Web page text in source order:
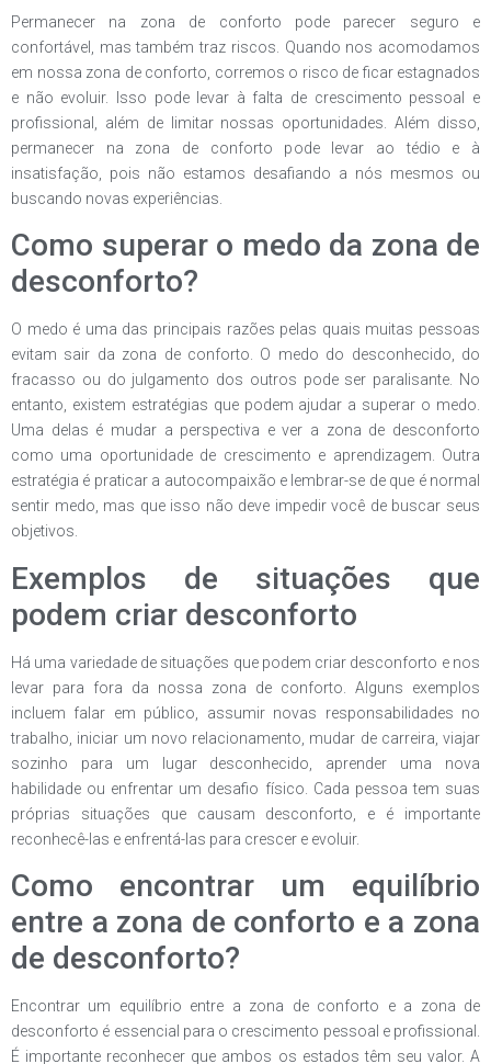
Permanecer na zona de conforto pode parecer seguro e
confortável, mas também traz riscos. Quando nos acomodamos
em nossa zona de conforto, corremos o risco de ficar estagnados
e não evoluir. Isso pode levar à falta de crescimento pessoal e
profissional, além de limitar nossas oportunidades. Além disso,
permanecer na zona de conforto pode levar ao tédio e à
insatisfação, pois não estamos desafiando a nós mesmos ou
buscando novas experiências.
Como superar o medo da zona de
desconforto?
O medo é uma das principais razões pelas quais muitas pessoas
evitam sair da zona de conforto. O medo do desconhecido, do
fracasso ou do julgamento dos outros pode ser paralisante. No
entanto, existem estratégias que podem ajudar a superar o medo.
Uma delas é mudar a perspectiva e ver a zona de desconforto
como uma oportunidade de crescimento e aprendizagem. Outra
estratégia é praticar a autocompaixão e lembrar-se de que é normal
sentir medo, mas que isso não deve impedir você de buscar seus
objetivos.
Exemplos de situações que
podem criar desconforto
Há uma variedade de situações que podem criar desconforto e nos
levar para fora da nossa zona de conforto. Alguns exemplos
incluem falar em público, assumir novas responsabilidades no
trabalho, iniciar um novo relacionamento, mudar de carreira, viajar
sozinho para um lugar desconhecido, aprender uma nova
habilidade ou enfrentar um desafio físico. Cada pessoa tem suas
próprias situações que causam desconforto, e é importante
reconhecê-las e enfrentá-las para crescer e evoluir.
Como encontrar um equilíbrio
entre a zona de conforto e a zona
de desconforto?
Encontrar um equilíbrio entre a zona de conforto e a zona de
desconforto é essencial para o crescimento pessoal e profissional.
É importante reconhecer que ambos os estados têm seu valor. A